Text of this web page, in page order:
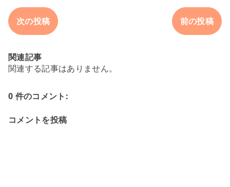
次の投稿 前の投稿
関連記事
関連する記事はありません。
0 件のコメント:
コメントを投稿